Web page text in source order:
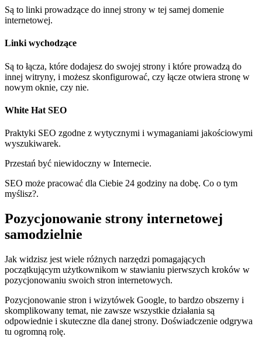
Są to linki prowadzące do innej strony w tej samej domenie
internetowej.
Linki wychodzące
Są to łącza, które dodajesz do swojej strony i które prowadzą do
innej witryny, i możesz skonfigurować, czy łącze otwiera stronę w
nowym oknie, czy nie.
White Hat SEO
Praktyki SEO zgodne z wytycznymi i wymaganiami jakościowymi
wyszukiwarek.
Przestań być niewidoczny w Internecie.
SEO może pracować dla Ciebie 24 godziny na dobę. Co o tym
myślisz?.
Pozycjonowanie strony internetowej
samodzielnie
Jak widzisz jest wiele różnych narzędzi pomagających
początkującym użytkownikom w stawianiu pierwszych kroków w
pozycjonowaniu swoich stron internetowych.
Pozycjonowanie stron i wizytówek Google, to bardzo obszerny i
skomplikowany temat, nie zawsze wszystkie działania są
odpowiednie i skuteczne dla danej strony. Doświadczenie odgrywa
tu ogromną rolę.